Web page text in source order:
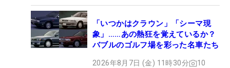
「いつかはクラウン」「シーマ現
象」……あの熱狂を覚えているか？
バブルのゴルフ場を彩った名車たち
2026年8月7日 (金) 11時30分 10